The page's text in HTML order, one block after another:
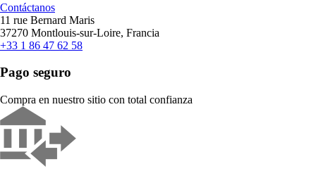
Contáctanos
11 rue Bernard Maris
37270 Montlouis-sur-Loire, Francia
+33 1 86 47 62 58
Pago seguro
Compra en nuestro sitio con total confianza